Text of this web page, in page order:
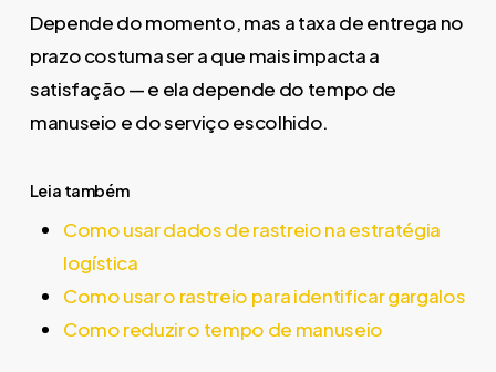
Depende do momento, mas a taxa de entrega no
prazo costuma ser a que mais impacta a
satisfação — e ela depende do tempo de
manuseio e do serviço escolhido.
Leia também
Como usar dados de rastreio na estratégia
logística
Como usar o rastreio para identificar gargalos
Como reduzir o tempo de manuseio